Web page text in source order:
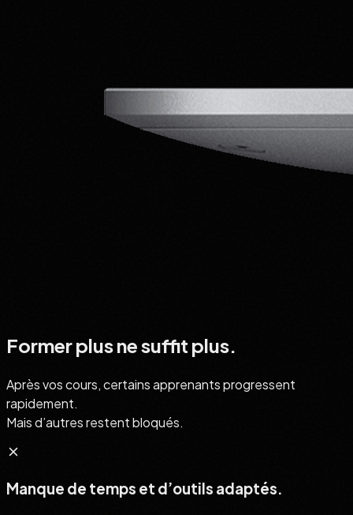
Former plus ne suffit plus.
Après vos cours, certains apprenants progressent
rapidement.
Mais d’autres restent bloqués.
Manque de temps et d’outils adaptés.